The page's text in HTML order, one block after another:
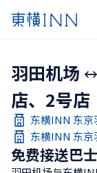
羽田机场
店、2号店
东横INN 东京
东横INN 东京
免费接送巴